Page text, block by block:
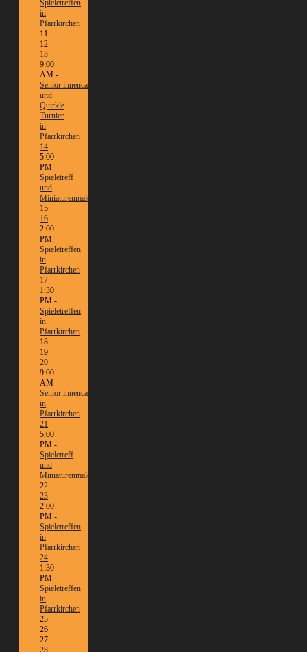
Spieletreffen
in
Pfarrkirchen
11
12
13
9:00
AM -
Senior:innencafé
und
Quirkle
Turnier
in
Pfarrkirchen
14
5:00
PM -
Spieletreff
und
Miniaturenmalen/Tabletop
15
16
2:00
PM -
Spieletreffen
in
Pfarrkirchen
17
1:30
PM -
Spieletreffen
in
Pfarrkirchen
18
19
20
9:00
AM -
Senior:innencafé
in
Pfarrkirchen
21
5:00
PM -
Spieletreff
und
Miniaturenmalen/Tabletop
22
23
2:00
PM -
Spieletreffen
in
Pfarrkirchen
24
1:30
PM -
Spieletreffen
in
Pfarrkirchen
25
26
27